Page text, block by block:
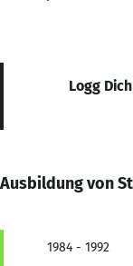
Logg
Ausbildung von
1984 - 1992